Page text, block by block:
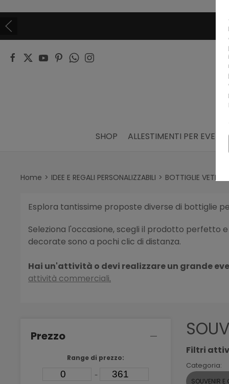
SHOP ALLESTIMENTI PER EVENTI
Home IDEE E REGALI PERSONALIZZABILI BOTTIGLIE VETRO
Esplora tantissime proposte diverse di bottiglie
Seleziona l'occasione, scegli il prodotto perfetto
decorate sono a pochi clic di distanza.
Hai un'attività o devi realizzare un grande
attività commerciali.
Prezzo
Range di prezzo:
-
Filtri
Categoria:
SOUVENIR E